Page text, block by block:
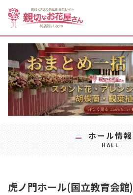
ホール情報
HALL
虎ノ門ホール(国立教育会館)